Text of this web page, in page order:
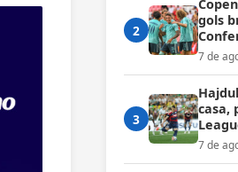
2
gols
7 de
3
casa,
7 de